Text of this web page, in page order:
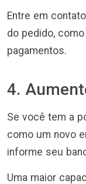
Entre em
do pedido,
pagamentos.
4.
Se você tem a
como um novo
informe seu
Uma maior